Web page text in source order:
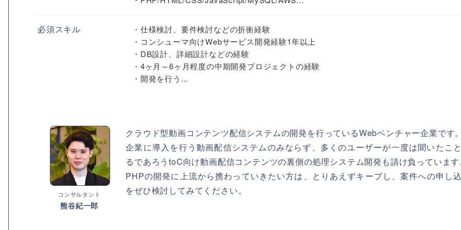
必須スキル
・仕様検討、要件検討などの折衝経験
・コンシューマ向けWebサービス開発経験1年以上
・DB設計、詳細設計などの経験
・4ヶ月～6ヶ月程度の中期開発プロジェクトの経験
・開発を行う...
コンサルタント
熊谷紀一郎
クラウド型動画コンテンツ配信システムの開発を行っているWebベンチャー企業です。
企業に導入を行う動画配信システムのみならず、多くのユーザーが一度は聞いたこ
るであろうtoC向け動画配信コンテンツの裏側の処理システム開発も請け負っています
PHPの開発に上流から携わっていきたい方は、とりあえずキープし、案件への申し
をぜひ検討してみてください。